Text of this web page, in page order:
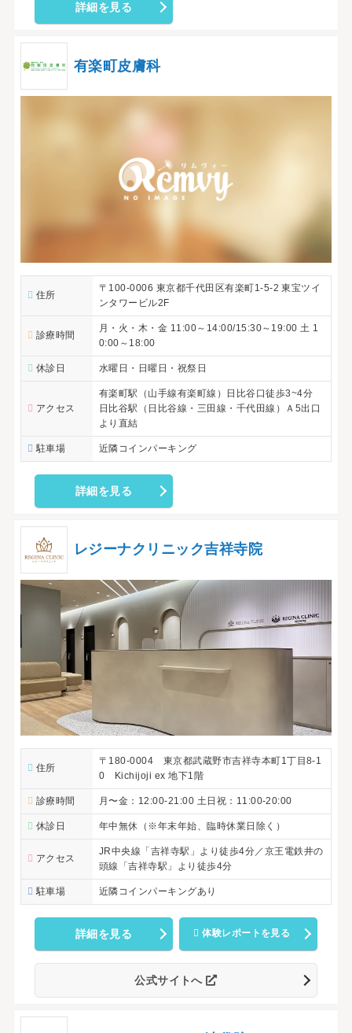
詳細を見る
有楽町皮膚科
住所
〒100-0006 東京都千代田区有楽町1-5-2 東宝ツイ
ンタワービル2F
診療時間
月・火・木・金 11:00～14:00/15:30～19:00 土 1
0:00～18:00
休診日 水曜日・日曜日・祝祭日
アクセス
有楽町駅（山手線有楽町線）日比谷口徒歩3~4分
日比谷駅（日比谷線・三田線・千代田線）Ａ5出口
より直結
駐車場 近隣コインパーキング
詳細を見る
レジーナクリニック吉祥寺院
住所
〒180-0004 東京都武蔵野市吉祥寺本町1丁目8-1
0 Kichijoji ex 地下1階
診療時間 月〜金：12:00-21:00 土日祝：11:00-20:00
休診日 年中無休（※年末年始、臨時休業日除く）
アクセス
JR中央線「吉祥寺駅」より徒歩4分／京王電鉄井の
頭線「吉祥寺駅」より徒歩4分
駐車場 近隣コインパーキングあり
詳細を見る 体験レポートを見る
公式サイトへ